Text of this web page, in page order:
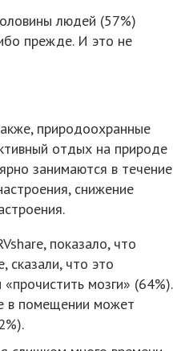
людей (57%)
прежде. И это не
природоохранные
отдых на природе
занимаются в течение
снижение
показало, что
сказали, что это
мозги» (64%).
в помещении может